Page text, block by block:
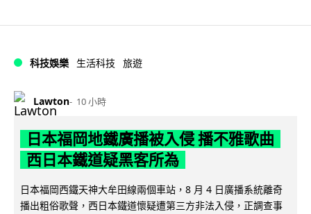
科技娛樂 生活科技 旅遊
Lawton 10 小時
日本福岡地鐵廣播被入侵 播不雅歌曲
西日本鐵道疑黑客所為
日本福岡西鐵天神大牟田線兩個車站，8 月 4 日廣播系統離奇
播出粗俗歌聲，西日本鐵道懷疑遭第三方非法入侵，正調查事